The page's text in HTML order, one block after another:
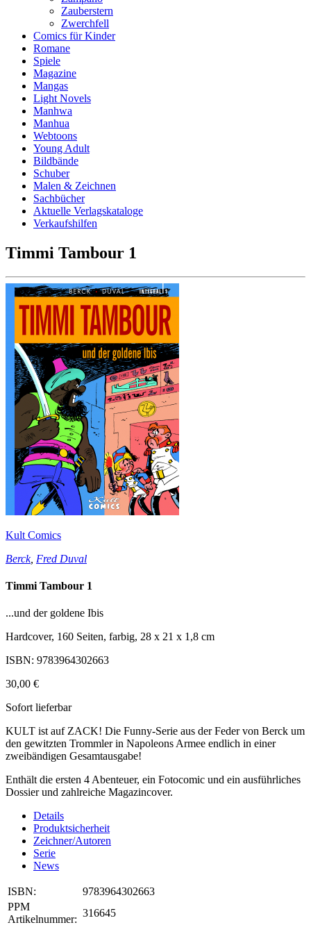
Zauberstern
Zwerchfell
Comics für Kinder
Romane
Spiele
Magazine
Mangas
Light Novels
Manhwa
Manhua
Webtoons
Young Adult
Bildbände
Schuber
Malen & Zeichnen
Sachbücher
Aktuelle Verlagskataloge
Verkaufshilfen
Timmi Tambour 1
Kult Comics
Berck, Fred Duval
Timmi Tambour 1
...und der goldene Ibis
Hardcover, 160 Seiten, farbig, 28 x 21 x 1,8 cm
ISBN: 9783964302663
30,00 €
Sofort lieferbar
KULT ist auf ZACK! Die Funny-Serie aus der Feder von Berck um
den gewitzten Trommler in Napoleons Armee endlich in einer
zweibändigen Gesamtausgabe!
Enthält die ersten 4 Abenteuer, ein Fotocomic und ein ausführliches
Dossier und zahlreiche Magazincover.
Details
Produktsicherheit
Zeichner/Autoren
Serie
News
ISBN:
9783964302663
PPM
Artikelnummer:
316645